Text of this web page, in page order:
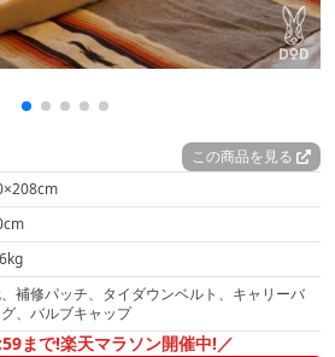
この商品を見る
補修パッチ、タイダウンベルト、キャリーバ
グ、バルブキャップ
まで!楽天マラソン開催中!／